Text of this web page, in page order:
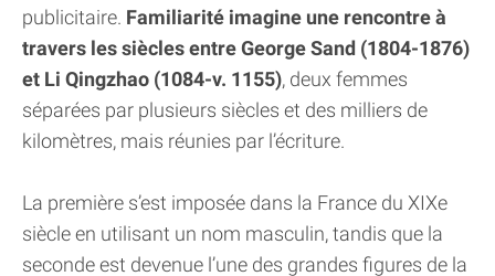
publicitaire. Familiarité imagine une rencontre à
travers les siècles entre George Sand (1804-1876)
et Li Qingzhao (1084-v. 1155), deux femmes
séparées par plusieurs siècles et des milliers de
kilomètres, mais réunies par l’écriture.
La première s’est imposée dans la France du XIXe
siècle en utilisant un nom masculin, tandis que la
seconde est devenue l’une des grandes figures de la